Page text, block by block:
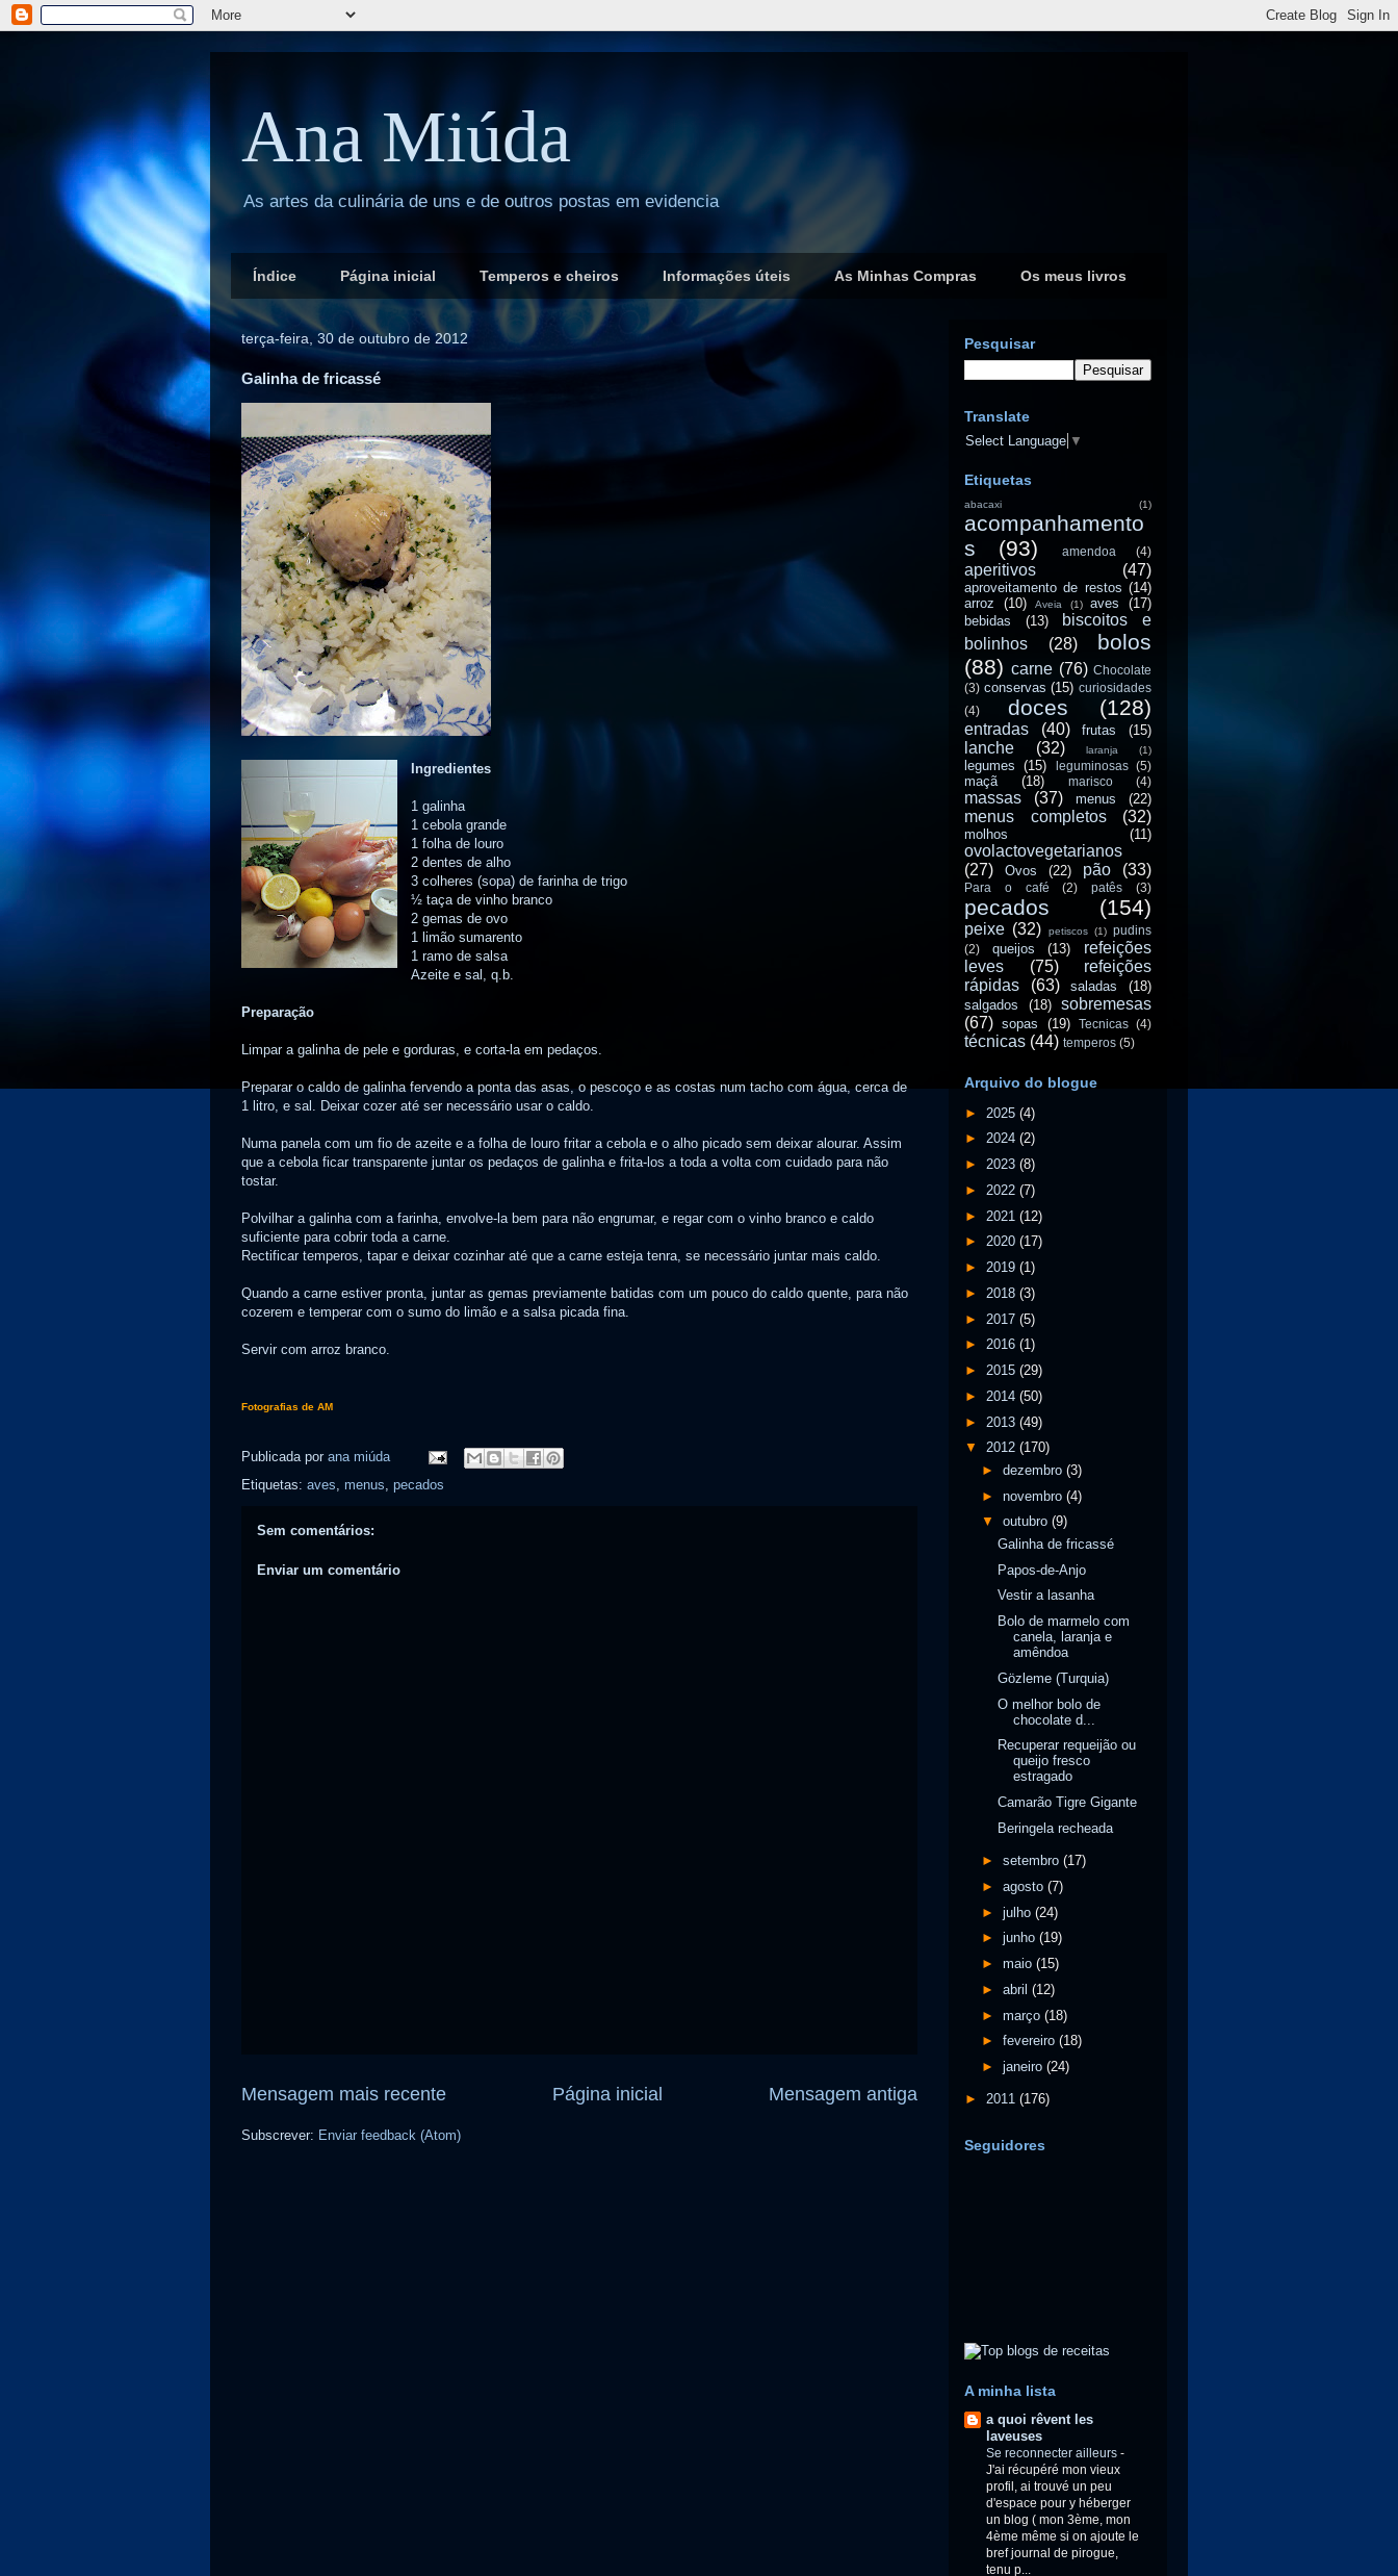
Ana Miúda
As artes da culinária de uns e de outros postas em evidencia
Índice Página inicial Temperos e cheiros Informações úteis As Minhas Compras Os meus livros
terça-feira, 30 de outubro de 2012
Galinha de fricassé
Ingredientes
1 galinha
1 cebola grande
1 folha de louro
2 dentes de alho
3 colheres (sopa) de farinha de trigo
½ taça de vinho branco
2 gemas de ovo
1 limão sumarento
1 ramo de salsa
Azeite e sal, q.b.
Preparação
Limpar a galinha de pele e gorduras, e corta-la em pedaços.
Preparar o caldo de galinha fervendo a ponta das asas, o pescoço e as costas num tacho com água, cerca de
1 litro, e sal. Deixar cozer até ser necessário usar o caldo.
Numa panela com um fio de azeite e a folha de louro fritar a cebola e o alho picado sem deixar alourar. Assim
que a cebola ficar transparente juntar os pedaços de galinha e frita-los a toda a volta com cuidado para não
tostar.
Polvilhar a galinha com a farinha, envolve-la bem para não engrumar, e regar com o vinho branco e caldo
suficiente para cobrir toda a carne.
Rectificar temperos, tapar e deixar cozinhar até que a carne esteja tenra, se necessário juntar mais caldo.
Quando a carne estiver pronta, juntar as gemas previamente batidas com um pouco do caldo quente, para não
cozerem e temperar com o sumo do limão e a salsa picada fina.
Servir com arroz branco.
Fotografias de AM
Publicada por ana miúda
Etiquetas: aves, menus, pecados
Sem comentários:
Enviar um comentário
Mensagem mais recente Mensagem antiga
Página inicial
Subscrever: Enviar feedback (Atom)
Pesquisar
Translate
Select Language ▼
Etiquetas
abacaxi (1)
acompanhamento
s
(93) amendoa (4)
aperitivos (47)
aproveitamento de restos (14)
arroz
(10) Aveia (1) aves
(17)
bebidas
(13)
biscoitos e
bolinhos
(28)
bolos
(88) carne (76) Chocolate
(3) conservas (15) curiosidades
(4)
doces (128)
entradas (40) frutas (15)
lanche (32) laranja (1)
legumes (15) leguminosas (5)
maçã (18) marisco (4)
massas (37) menus (22)
menus completos (32)
molhos (11)
ovolactovegetarianos
(27)
Ovos (22) pão (33)
Para o café (2) patês (3)
pecados (154)
peixe (32) petiscos (1) pudins
(2)
queijos (13)
refeições
leves
(75)
refeições
rápidas
(63) saladas
(18)
salgados
(18)
sobremesas
(67) sopas (19) Tecnicas (4)
técnicas (44) temperos (5)
Arquivo do blogue
► 2025 (4)
► 2024 (2)
► 2023 (8)
► 2022 (7)
► 2021 (12)
► 2020 (17)
► 2019 (1)
► 2018 (3)
► 2017 (5)
► 2016 (1)
► 2015 (29)
► 2014 (50)
► 2013 (49)
▼ 2012 (170)
► dezembro (3)
► novembro (4)
▼ outubro (9)
Galinha de fricassé
Papos-de-Anjo
Vestir a lasanha
Bolo de marmelo com
canela, laranja e
amêndoa
Gözleme (Turquia)
O melhor bolo de
chocolate d...
Recuperar requeijão ou
queijo fresco
estragado
Camarão Tigre Gigante
Beringela recheada
► setembro (17)
► agosto (7)
► julho (24)
► junho (19)
► maio (15)
► abril (12)
► março (18)
► fevereiro (18)
► janeiro (24)
► 2011 (176)
Seguidores
A minha lista
a quoi rêvent les
laveuses
Se reconnecter ailleurs -
J'ai récupéré mon vieux
profil, ai trouvé un peu
d'espace pour y héberger
un blog ( mon 3ème, mon
4ème même si on ajoute le
bref journal de pirogue,
tenu p...